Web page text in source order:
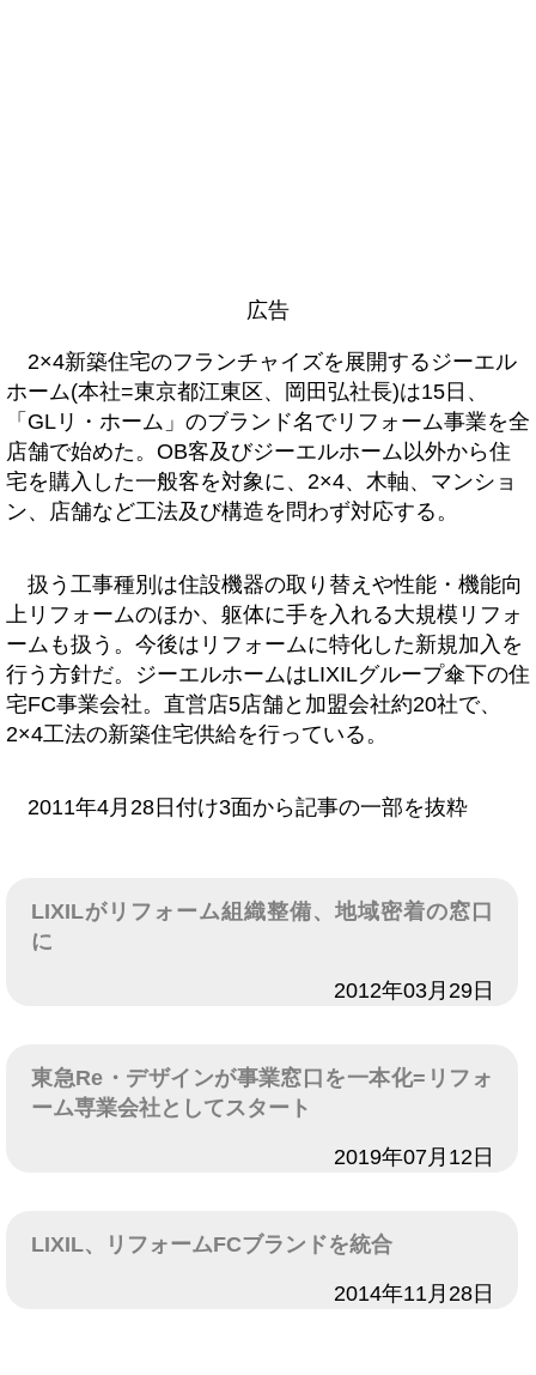
広告
2×4新築住宅のフランチャイズを展開するジーエル
ホーム(本社=東京都江東区、岡田弘社長)は15日、
「GLリ・ホーム」のブランド名でリフォーム事業を全
店舗で始めた。OB客及びジーエルホーム以外から住
宅を購入した一般客を対象に、2×4、木軸、マンショ
ン、店舗など工法及び構造を問わず対応する。
扱う工事種別は住設機器の取り替えや性能・機能向
上リフォームのほか、躯体に手を入れる大規模リフォ
ームも扱う。今後はリフォームに特化した新規加入を
行う方針だ。ジーエルホームはLIXILグループ傘下の住
宅FC事業会社。直営店5店舗と加盟会社約20社で、
2×4工法の新築住宅供給を行っている。
2011年4月28日付け3面から記事の一部を抜粋
LIXILがリフォーム組織整備、地域密着の窓口
に
2012年03月29日
東急Re・デザインが事業窓口を一本化=リフォ
ーム専業会社としてスタート
2019年07月12日
LIXIL、リフォームFCブランドを統合
2014年11月28日